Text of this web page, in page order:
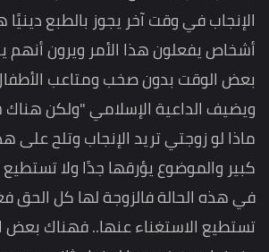
الإنجاب في وقت آخر يجوز بالطبع دينيًا
أشخاص يفعلون هذا الأمر ويرون أنهم
بعض الوقت بدون صخب ومتاعب
ويضيف الداعية الإسلامي "ولكن
ماذا لو زوجتي تريد الإنجاب وتلح على
كبير والموضوع يؤرقها جدًا ولا
في هذه الحالة فالزوجة لها كل الحق
تستطيع الاستغناء عنها.. فهناك بعض